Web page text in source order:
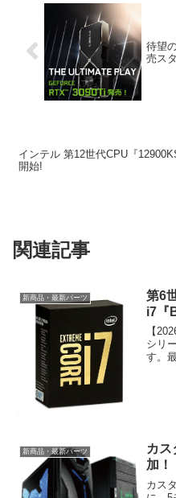
待望
売ス
インテル 第12世代CPU『
開始!
関連記事
新商品・最新パーツ
第6
i7『
【
シリ
す。
新商品・最新パーツ
カス
加！
カス